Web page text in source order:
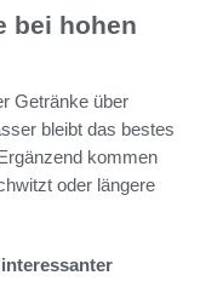
bei hohen
Getränke über
bleibt das bestes
kommen
oder längere